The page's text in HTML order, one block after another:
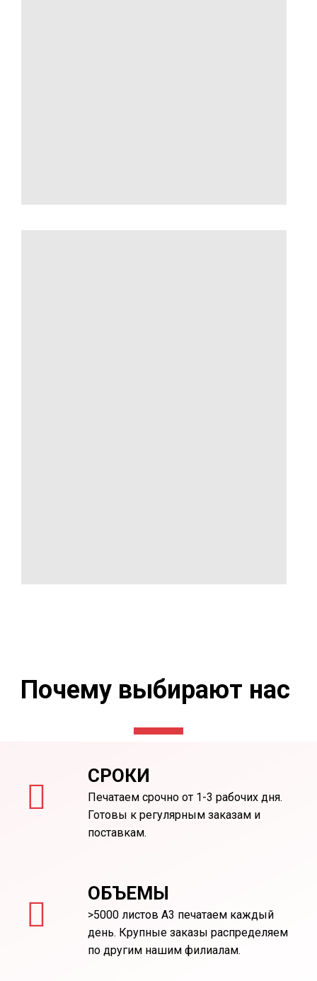
Почему выбирают нас
СРОКИ
Печатаем срочно от 1-3 рабочих дня.
Готовы к регулярным заказам и
поставкам.
ОБЪЕМЫ
>5000 листов А3 печатаем каждый
день. Крупные заказы распределяем
по другим нашим филиалам.